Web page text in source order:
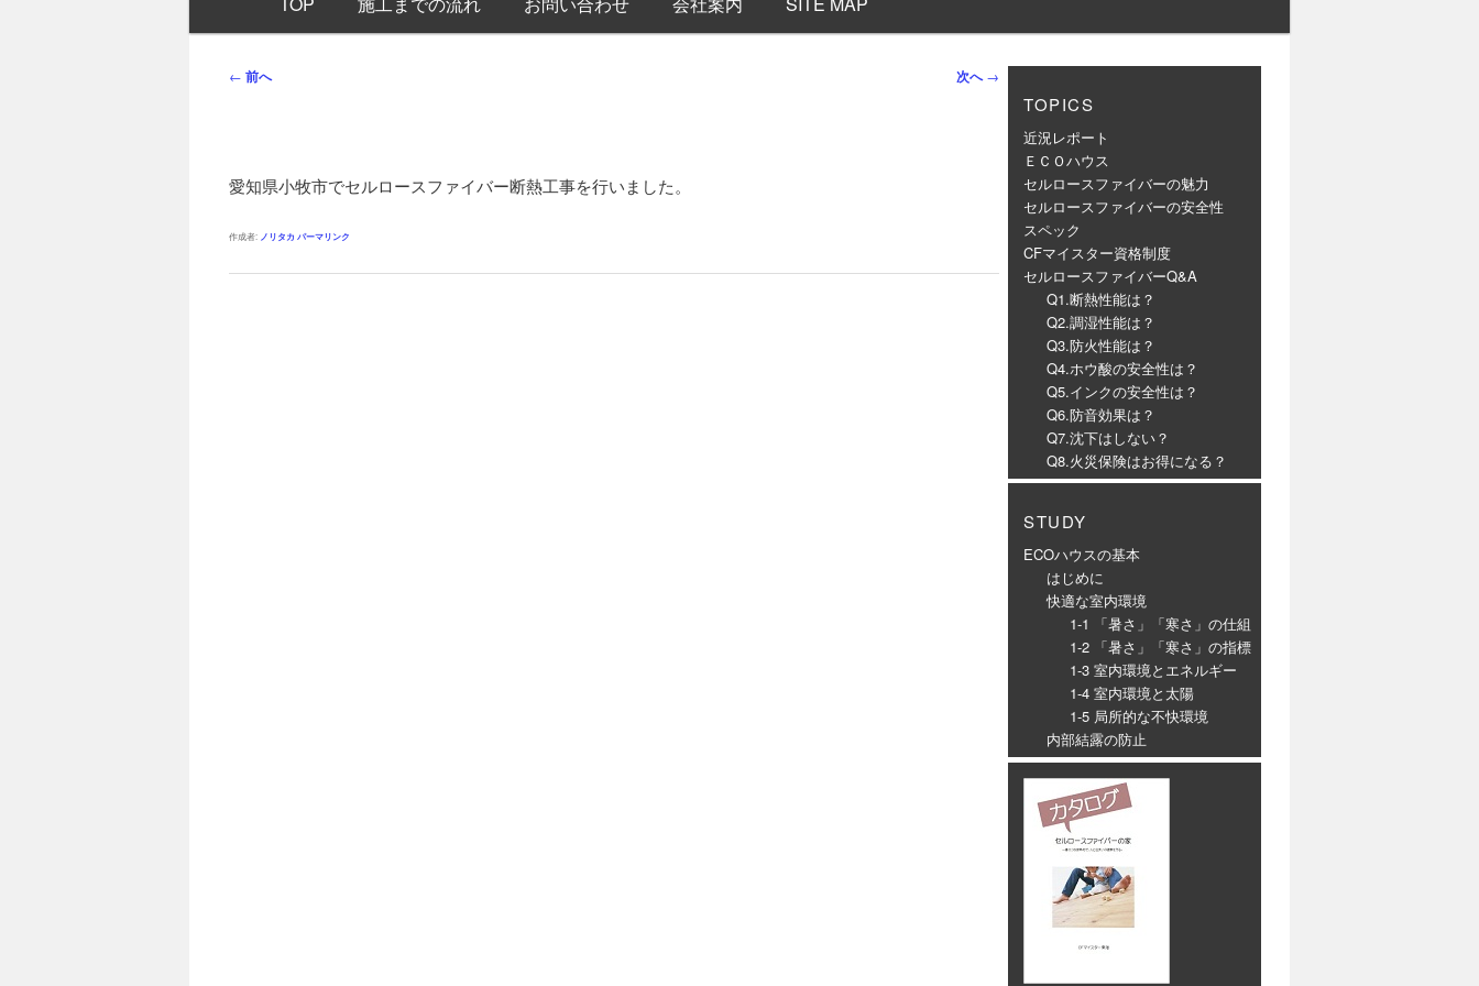
ン
投
ゲ
シ
← 前へ 次へ→
愛知県小牧市でセルロースファイバー断熱工事を行いました。
作成者: ノリタカ パーマリンク
TOPICS
近況レポート
ＥＣＯハウス
セルロースファイバーの魅力
セルロースファイバーの安全性
スペック
CFマイスター資格制度
セルロースファイバーQ&A
Q1.断熱性能は？
Q2.調湿性能は？
Q3.防火性能は？
Q4.ホウ酸の安全性は？
Q5.インクの安全性は？
Q6.防音効果は？
Q7.沈下はしない？
Q8.火災保険はお得になる？
STUDY
ECOハウスの基本
はじめに
快適な室内環境
1-1 「暑さ」「寒さ」の仕組
1-2 「暑さ」「寒さ」の指標
1-3 室内環境とエネルギー
1-4 室内環境と太陽
1-5 局所的な不快環境
内部結露の防止